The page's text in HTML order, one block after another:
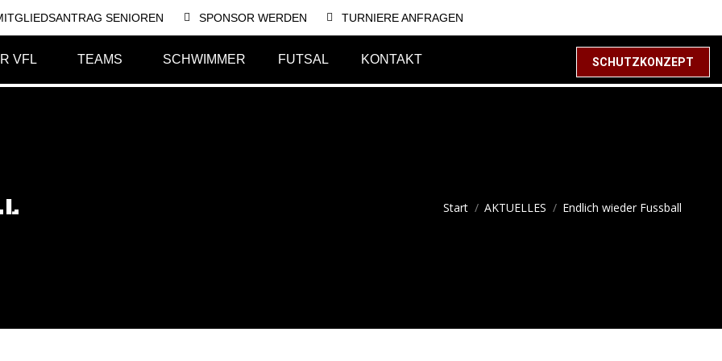
SENIOREN SPONSOR WERDEN TURNIERE ANFRAGEN
VFL TEAMS SCHWIMMER FUTSAL KONTAKT SCHUTZKONZEPT
Sie befinden sich hier:
Start AKTUELLES Endlich wieder Fussball